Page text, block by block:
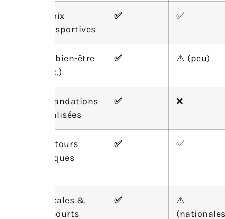
Large choix
activités sportives
✅ ✅
Activités bien-être
(yoga, etc.)
✅ ⚠️ (peu)
Recommandations
personnalisées
✅ ❌
Avis et retours
authentiques
✅ ✅
Offres locales &
circuits courts
✅
⚠️